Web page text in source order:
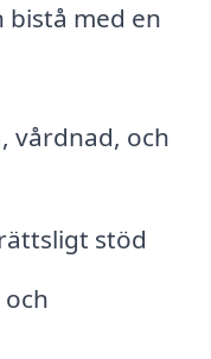
bistå med en
vårdnad, och
stöd